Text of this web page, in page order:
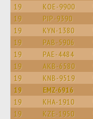
19 KOE-9900
19 PIP-9390
19 KYN-1380
19 PAB-5906
19 PAE-4484
19 AKB-6580
19 KNB-9519
19 EMZ-6916
19 KHA-1910
19 KZE-1950